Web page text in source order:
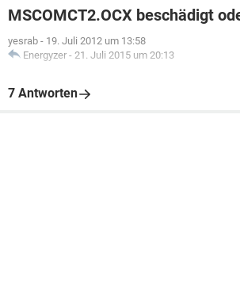
MSCOMCT2.OCX beschädigt
yesrab - 19. Juli 2012 um 13:58
Energyzer - 21. Juli 2015 um 20:13
7 Antworten